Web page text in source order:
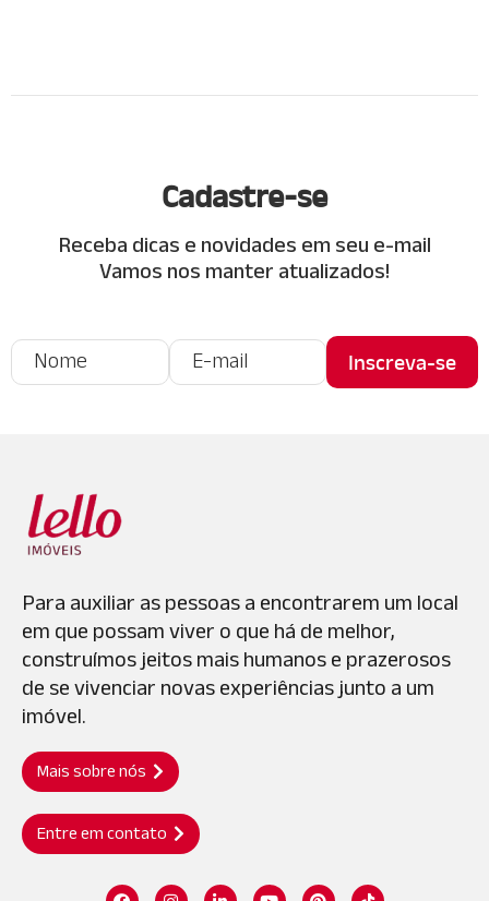
Cadastre-se
Receba dicas e novidades em seu e-mail
Vamos nos manter atualizados!
Para auxiliar as pessoas a encontrarem um local
em que possam viver o que há de melhor,
construímos jeitos mais humanos e prazerosos
de se vivenciar novas experiências junto a um
imóvel.
Mais sobre nós
Entre em contato